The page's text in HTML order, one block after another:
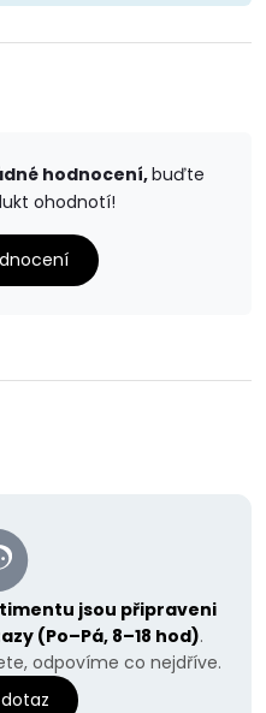
hodnocení,buďte
ohodnotí!
jsou připraveni
(Po–Pá, 8–18 hod).
odpovíme co nejdříve.